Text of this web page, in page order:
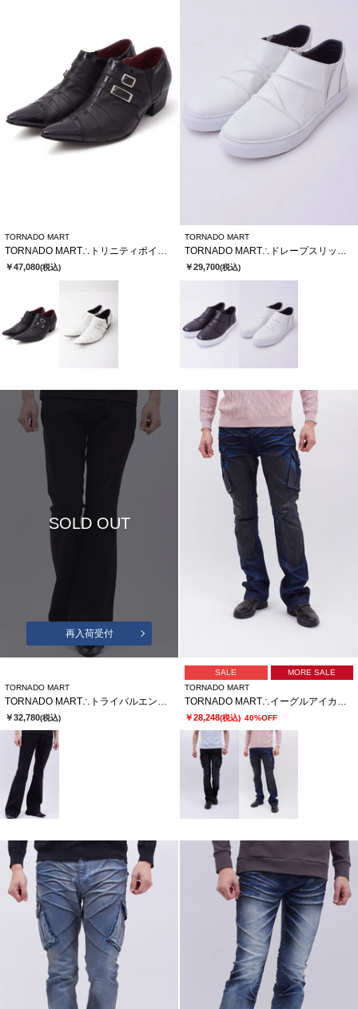
TORNADO MART
TORNADO MART∴トリニティポインテッドシューズ
￥47,080(税込)
TORNADO MART
TORNADO MART∴ドレープスリッポンシューズ
￥29,700(税込)
SOLD OUT
再入荷受付
TORNADO MART
￥32,780(税込)
SALE
MORE SALE
TORNADO MART
￥28,248(税込) 40%OFF